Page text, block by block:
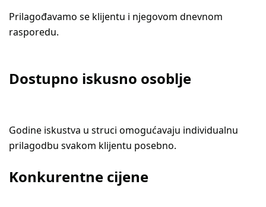
Prilagođavamo se klijentu i njegovom dnevnom
rasporedu.
Dostupno iskusno osoblje
Godine iskustva u struci omogućavaju individualnu
prilagodbu svakom klijentu posebno.
Konkurentne cijene